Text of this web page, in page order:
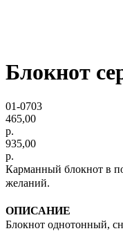
Блокнот
01-0703
465,00
р.
935,00
р.
Карманный блокнот в
желаний.
ОПИСАНИЕ
Блокнот однотонный,